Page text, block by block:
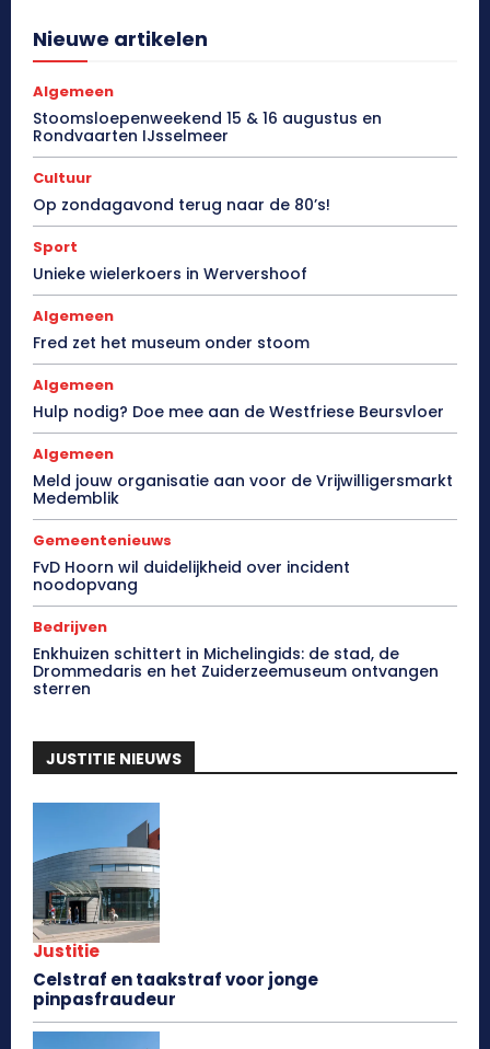
Nieuwe artikelen
Algemeen
Stoomsloepenweekend 15 & 16 augustus en
Rondvaarten IJsselmeer
Cultuur
Op zondagavond terug naar de 80’s!
Sport
Unieke wielerkoers in Wervershoof
Algemeen
Fred zet het museum onder stoom
Algemeen
Hulp nodig? Doe mee aan de Westfriese Beursvloer
Algemeen
Meld jouw organisatie aan voor de Vrijwilligersmarkt
Medemblik
Gemeentenieuws
FvD Hoorn wil duidelijkheid over incident
noodopvang
Bedrijven
Enkhuizen schittert in Michelingids: de stad, de
Drommedaris en het Zuiderzeemuseum ontvangen
sterren
JUSTITIE NIEUWS
Justitie
Celstraf en taakstraf voor jonge
pinpasfraudeur